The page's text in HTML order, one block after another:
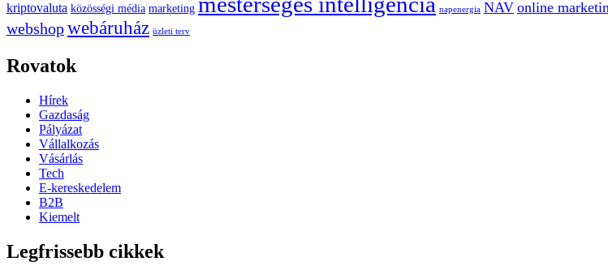
kriptovaluta közösségi média marketing napenergia NAV online
webshopwebáruház üzleti terv
Rovatok
Hírek
Gazdaság
Pályázat
Vállalkozás
Vásárlás
Tech
E-kereskedelem
B2B
Kiemelt
Legfrissebb cikkek